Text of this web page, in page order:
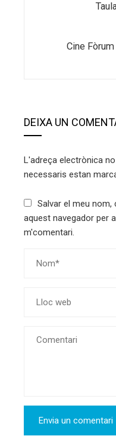
Cine
DEIXA UN
L'adreça electrònica
necessaris estan
Salvar el meu
aquest navegador per
m'comentari.